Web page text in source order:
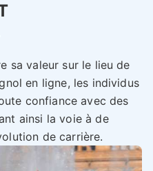
sa valeur sur le lieu de
en ligne, les individus
confiance avec des
ainsi la voie à de
de carrière.